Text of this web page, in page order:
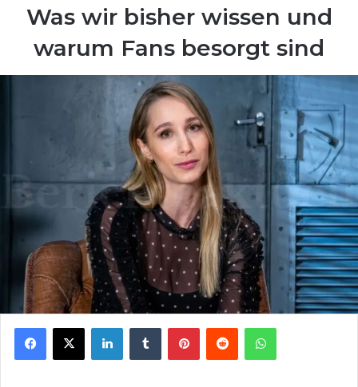
Was wir bisher wissen und
warum Fans besorgt sind
Facebook
X LinkedInTumblr PinterestReddit WhatsApp